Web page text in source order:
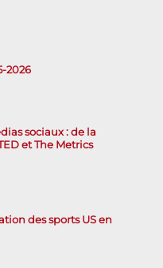
2026
sociaux : de la
et The Metrics
des sports US en